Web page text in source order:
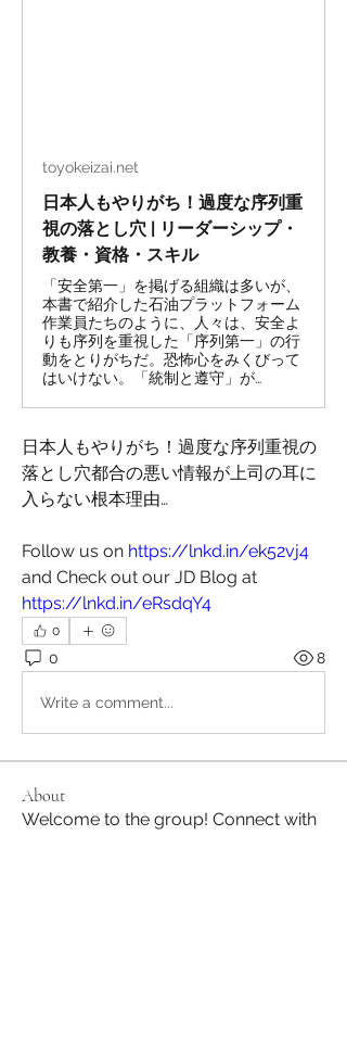
toyokeizai.net
日本人もやりがち！過度な序列重
視の落とし穴 | リーダーシップ・
教養・資格・スキル
「安全第一」を掲げる組織は多いが、
本書で紹介した石油プラットフォーム
作業員たちのように、人々は、安全よ
りも序列を重視した「序列第一」の行
動をとりがちだ。恐怖心をみくびって
はいけない。「統制と遵守」が…
日本人もやりがち！過度な序列重視の
落とし穴都合の悪い情報が上司の耳に
入らない根本理由…
Follow us on https://lnkd.in/ek52vj4
https://lnkd.in/eRsdqY4
0
0 8
Write a comment...
About
Welcome to the group! Connect with